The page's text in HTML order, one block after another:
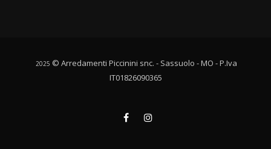
2025 © Arredamenti Piccinini snc. - Sassuolo - MO - P.Iva
IT01826090365